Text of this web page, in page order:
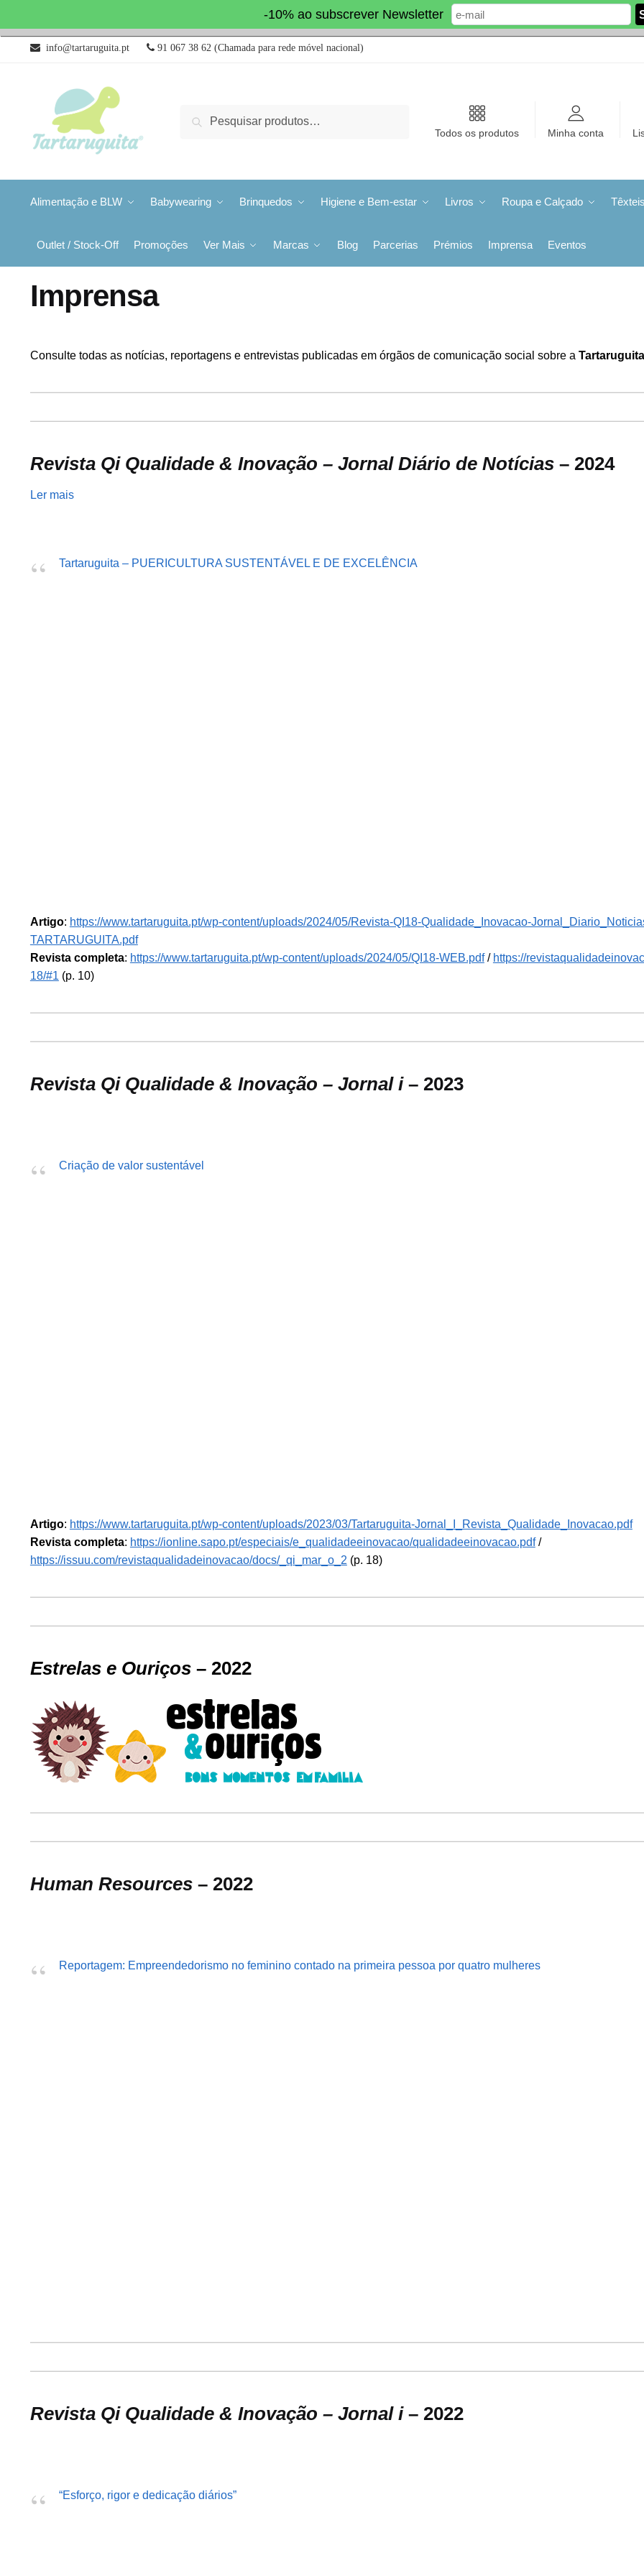
-10% ao subscrever Newsletter
info@tartaruguita.pt 91 067 38 62 (Chamada para rede móvel nacional)
Pesquisa
Todos os produtos Minha conta
Alimentação e BLW Babywearing Brinquedos Higiene e Bem-estar Livros Roupa e Calçado
Outlet / Stock-Off Promoções Ver Mais Marcas Blog Parcerias Prémios Imprensa Eventos
Imprensa
Consulte todas as notícias, reportagens e entrevistas publicadas em órgãos de comunicação social sobre a Tartaruguita
Revista Qi Qualidade & Inovação – Jornal Diário de Notícias– 2024
Ler mais
Tartaruguita – PUERICULTURA SUSTENTÁVEL E DE EXCELÊNCIA
Artigo: https://www.tartaruguita.pt/wp-content/uploads/2024/05/Revista-QI18-Qualidade_Inovacao-
TARTARUGUITA.pdf
Revista completa: https://www.tartaruguita.pt/wp-content/uploads/2024/05/QI18-WEB.pdf/ https://
18/#1 (p. 10)
Revista Qi Qualidade & Inovação – Jornal i– 2023
Criação de valor sustentável
Artigo: https://www.tartaruguita.pt/wp-content/uploads/2023/03/Tartaruguita-Jornal_I_Revista_Qualidade_Inovacao.pdf
Revista completa: https://ionline.sapo.pt/especiais/e_qualidadeeinovacao/qualidadeeinovacao.pdf/
https://issuu.com/revistaqualidadeinovacao/docs/_qi_mar_o_2 (p. 18)
Estrelas e Ouriços– 2022
Human Resources– 2022
Reportagem: Empreendedorismo no feminino contado na primeira pessoa por quatro mulheres
Revista Qi Qualidade & Inovação – Jornal i– 2022
“Esforço, rigor e dedicação diários”